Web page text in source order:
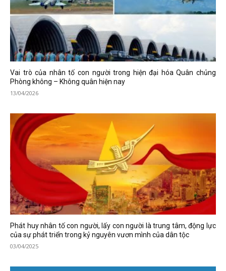
Vai trò của nhân tố con người trong hiện đại hóa Quân chủng
Phòng không – Không quân hiện nay
13/04/2026
Phát huy nhân tố con người, lấy con người là trung tâm, động lực
của sự phát triển trong kỷ nguyên vươn mình của dân tộc
03/04/2025